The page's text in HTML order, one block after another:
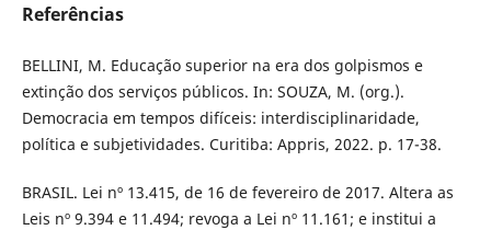
Referências
BELLINI, M. Educação superior na era dos golpismos e
extinção dos serviços públicos. In: SOUZA, M. (org.).
Democracia em tempos difíceis: interdisciplinaridade,
política e subjetividades. Curitiba: Appris, 2022. p. 17-38.
BRASIL. Lei nº 13.415, de 16 de fevereiro de 2017. Altera as
Leis nº 9.394 e 11.494; revoga a Lei nº 11.161; e institui a